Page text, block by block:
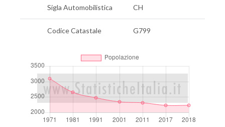
Sigla Automobilistica CH
Codice Catastale G799